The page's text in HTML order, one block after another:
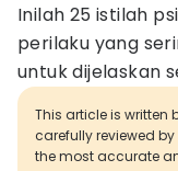
Inilah 25 istilah
perilaku yang
untuk dijelaskan
This article is written
carefully reviewed
the most accurate